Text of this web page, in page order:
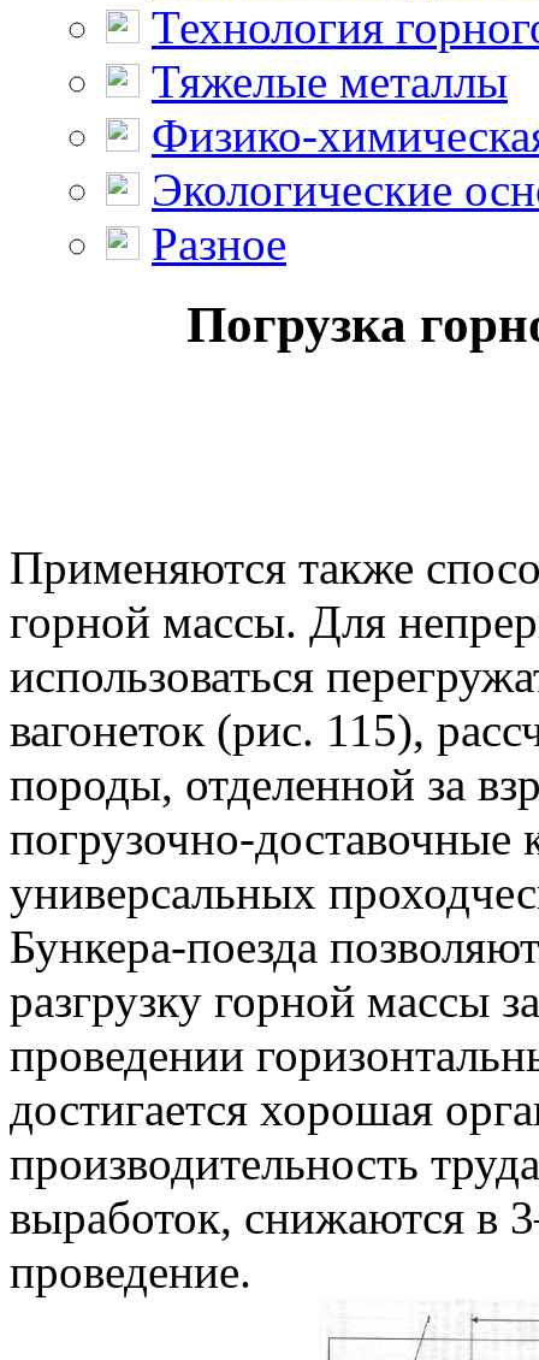
Технология
Тяжелые металлы
Физико-
Экологические
Разное
Погрузка
Применяются также
горной массы. Для
использоваться
вагонеток (рис. 115),
породы, отделенной за
погрузочно-доставочные
универсальных
Бункера-поезда
разгрузку горной массы
проведении
достигается хорошая
производительность
выработок, снижаются в
проведение.